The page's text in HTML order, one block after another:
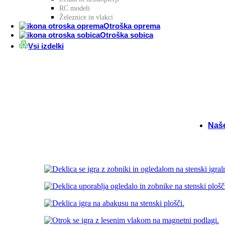
RC modeli
Železnice in vlakci
Otroška oprema
Otroška sobica
Vsi izdelki